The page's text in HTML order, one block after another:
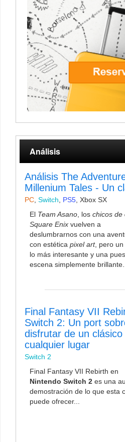
Análisis
Análisis The
Millenium Tales - Un
PC, Switch, PS5, Xbox SX
El Team Asano, los chicos de
Square Enix vuelven a
deslumbrarnos con una
con estética pixel art, pero
lo más interesante y una
escena simplemente
Final Fantasy VII
Switch 2: Un port
disfrutar de un
cualquier lugar
Switch 2
Final Fantasy VII Rebirth en
Nintendo Switch 2 es una
demostración de lo que esta
puede ofrecer...